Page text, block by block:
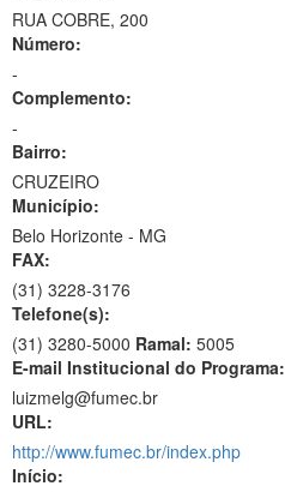
RUA COBRE, 200
Número:
-
Complemento:
-
Bairro:
CRUZEIRO
Município:
Belo Horizonte - MG
FAX:
(31) 3228-3176
Telefone(s):
(31) 3280-5000 Ramal: 5005
E-mail Institucional do Programa:
luizmelg@fumec.br
URL:
http://www.fumec.br/index.php
Início: